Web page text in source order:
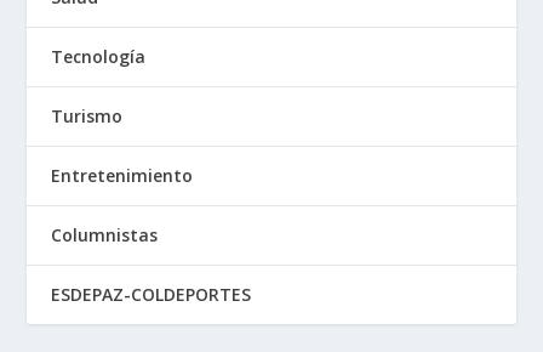
Tecnología
Turismo
Entretenimiento
Columnistas
ESDEPAZ-COLDEPORTES